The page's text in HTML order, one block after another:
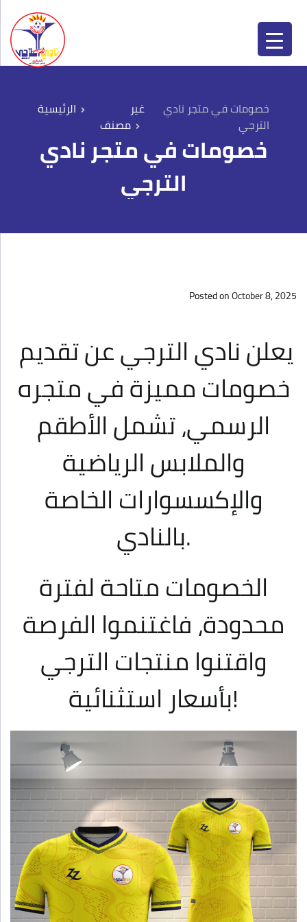
نادي الترجي | Al-Taraji Club
خصومات في متجر نادي
الترجي
غير
مصنف
خصومات في متجر نادي
الترجي
Posted onOctober 8, 2025
خصومات مميزة في متجره
الرسمي، تشمل الأطقم
والملابس الرياضية
والإكسسوارات الخاصة
بالنادي.
الخصومات متاحة لفترة
محدودة، فاغتنموا الفرصة
واقتنوا منتجات الترجي
بأسعار استثنائية!